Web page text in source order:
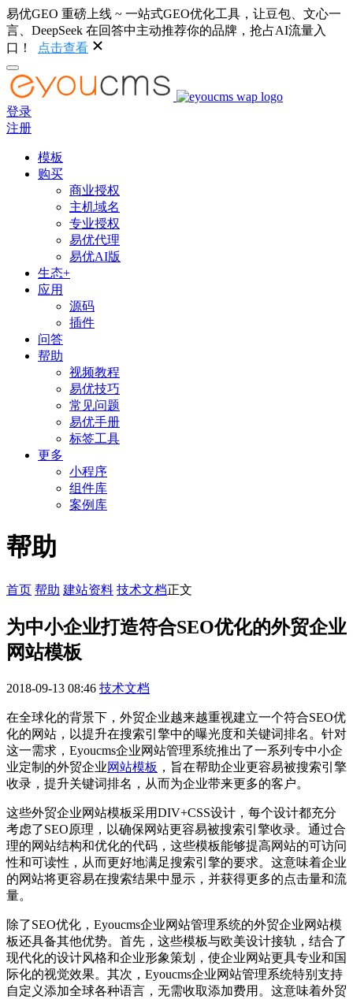
易优GEO 重磅上线 ~ 一站式GEO优化工具，让豆包、文心一
言、DeepSeek 在回答中主动推荐你的品牌，抢占AI流量入
口！
点击查看
登录
注册
模板
购买
商业授权
主机域名
专业授权
易优代理
易优AI版
生态+
应用
源码
插件
问答
帮助
视频教程
易优技巧
常见问题
易优手册
标签工具
更多
小程序
组件库
案例库
帮助
首页 帮助 建站资料 技术文档正文
为中小企业打造符合SEO优化的外贸企业
网站模板
2018-09-13 08:46 技术文档
在全球化的背景下，外贸企业越来越重视建立一个符合SEO优
化的网站，以提升在搜索引擎中的曝光度和关键词排名。针对
这一需求，Eyoucms企业网站管理系统推出了一系列专中小企
业定制的外贸企业网站模板 ，旨在帮助企业更容易被搜索引擎
收录，提升关键词排名，从而为企业带来更多的客户。
这些外贸企业网站模板采用DIV+CSS设计，每个设计都充分
考虑了SEO原理，以确保网站更容易被搜索引擎收录。通过合
理的网站结构和优化的代码，这些模板能够提高网站的可访问
性和可读性，从而更好地满足搜索引擎的要求。这意味着企业
的网站将更容易在搜索结果中显示，并获得更多的点击量和流
量。
除了SEO优化，Eyoucms企业网站管理系统的外贸企业网站模
板还具备其他优势。首先，这些模板与欧美设计接轨，结合了
现代化的设计风格和企业形象策划，使企业网站更具专业和国
际化的视觉效果。其次，Eyoucms企业网站管理系统特别支持
自定义添加全球各种语言，无需收取添加费用。这意味着外贸